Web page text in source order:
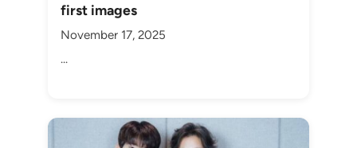
first images
November 17, 2025
...